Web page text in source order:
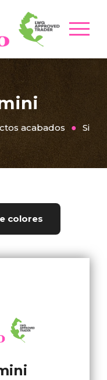
acabados
colores